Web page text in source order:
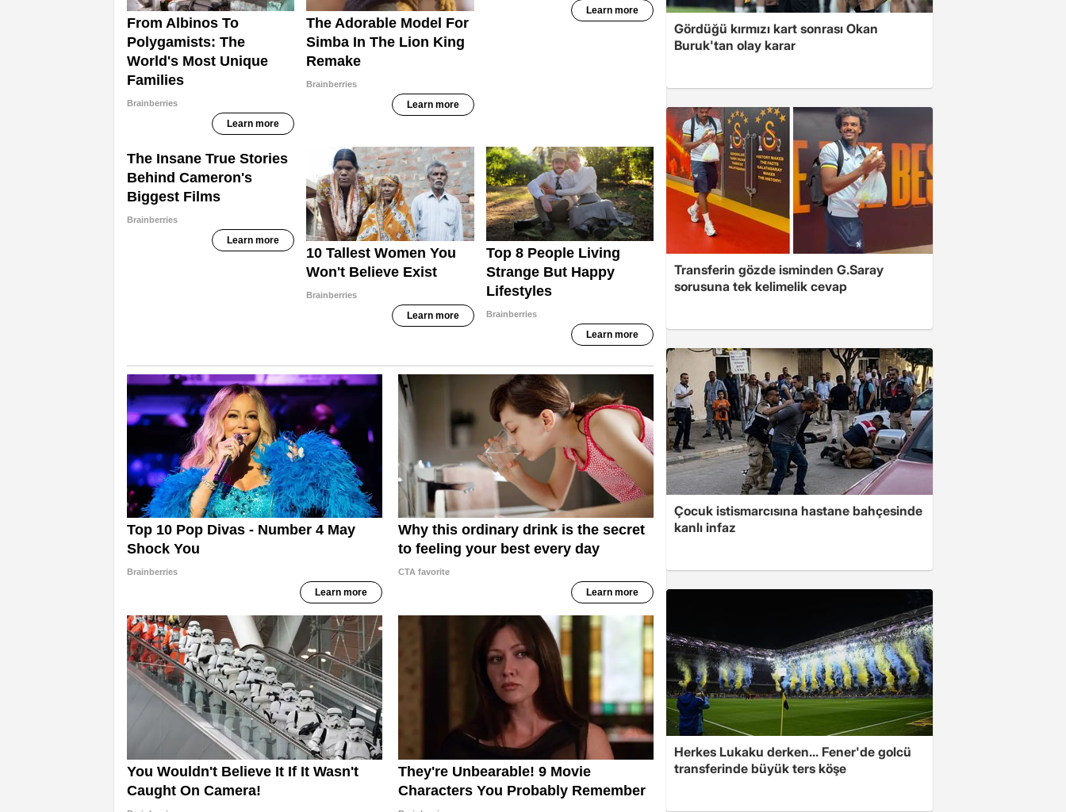
Gördüğü kırmızı kart sonrası Okan
Buruk'tan olay karar
Transferin gözde isminden G.Saray
sorusuna tek kelimelik cevap
Çocuk istismarcısına hastane bahçesinde
kanlı infaz
Herkes Lukaku derken... Fener'de golcü
transferinde büyük ters köşe